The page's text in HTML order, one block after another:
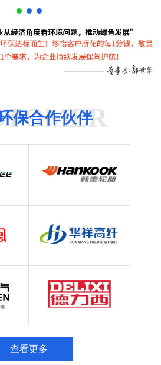
保合作伙伴
查看更多